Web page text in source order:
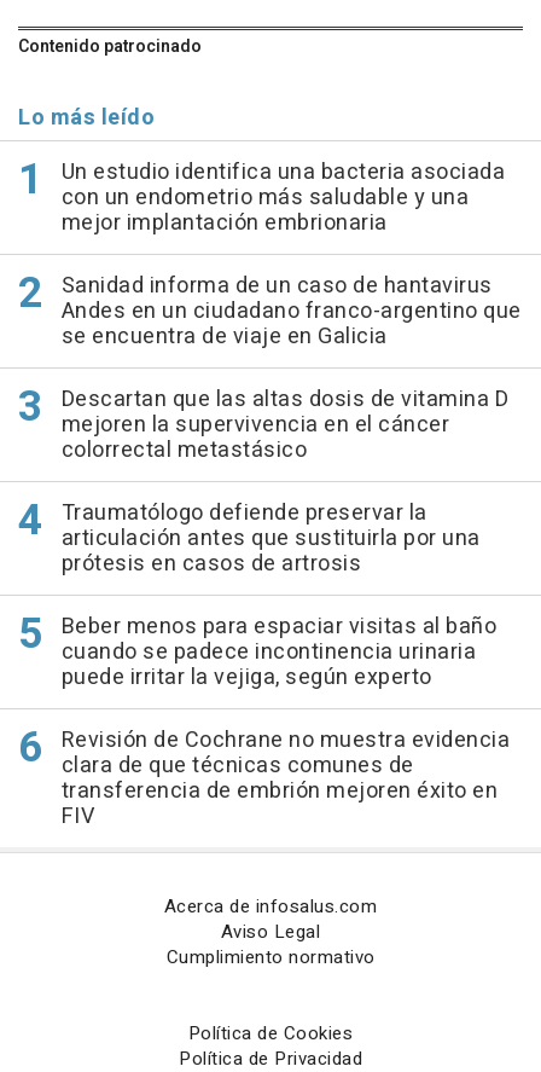
Contenido patrocinado
Lo más leído
Un estudio identifica una bacteria asociada
con un endometrio más saludable y una
mejor implantación embrionaria
Sanidad informa de un caso de hantavirus
Andes en un ciudadano franco-argentino que
se encuentra de viaje en Galicia
Descartan que las altas dosis de vitamina D
mejoren la supervivencia en el cáncer
colorrectal metastásico
Traumatólogo defiende preservar la
articulación antes que sustituirla por una
prótesis en casos de artrosis
Beber menos para espaciar visitas al baño
cuando se padece incontinencia urinaria
puede irritar la vejiga, según experto
Revisión de Cochrane no muestra evidencia
clara de que técnicas comunes de
transferencia de embrión mejoren éxito en
FIV
Acerca de infosalus.com
Aviso Legal
Cumplimiento normativo
Política de Cookies
Política de Privacidad